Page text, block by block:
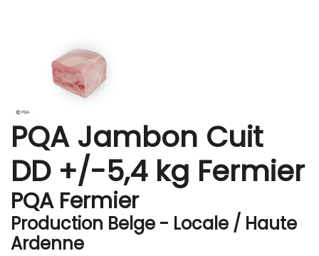
PQA Jambon Cuit
DD +/-5,4 kg Fermier
PQA Fermier
Production Belge - Locale / Haute
Ardenne